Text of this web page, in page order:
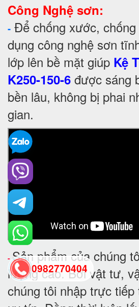
Công Nghệ sơn:
- Để chống xước,
dụng công nghệ sơn
lớp lên bề mặt giúp Kệ
K250-150-6 được sáng
bền lâu, không bị phai
gian.
- Sản phẩm của chúng
lượng cao. Bởi vật tư,
chúng tôi nhập trực
0982770404